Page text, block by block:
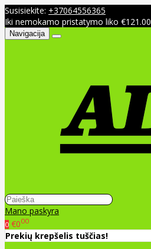
Susisiekite: +37064556365
Iki nemokamo pristatymo liko €121.00
Navigacija
Mano paskyra
0 €000
Prekių krepšelis tuščias!